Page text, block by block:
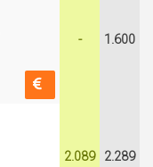
- 1.600
2.089 2.289